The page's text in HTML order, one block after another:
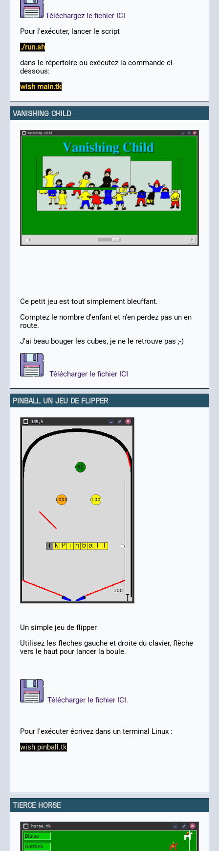
Téléchargez le fichier ICI
Pour l'exécuter, lancer le script
./run.sh
dans le répertoire ou exécutez la commande ci-
dessous:
wish main.tk
VANISHING CHILD
Ce petit jeu est tout simplement bleuffant.
Comptez le nombre d'enfant et n'en perdez pas un en
route.
J'ai beau bouger les cubes, je ne le retrouve pas ;-)
Télécharger le fichier ICI
PINBALL UN JEU DE FLIPPER
Un simple jeu de flipper
Utilisez les fleches gauche et droite du clavier, flèche
vers le haut pour lancer la boule.
Télécharger le fichier ICI.
Pour l'exécuter écrivez dans un terminal Linux :
wish pinball.tk
TIERCE HORSE